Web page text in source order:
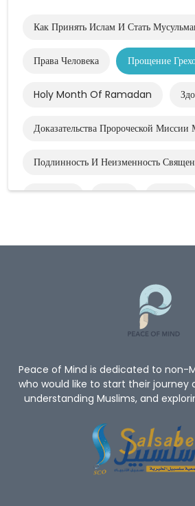
Как Принять Ислам И Стать
Права Человека Прощение
Holy Month Of Ramadan
Доказательства Пророческой
Подлинность И Неизменность
Altruism Иисус Библия
Peace of Mind is dedicated to non-
who would like to start their journey
understanding Muslims, and